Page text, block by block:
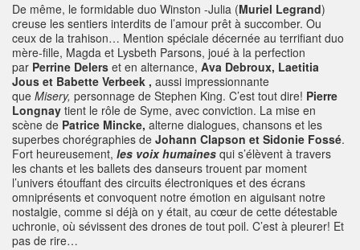
De même, le formidable duo Winston -Julia (Muriel Legrand)
creuse les sentiers interdits de l’amour prêt à succomber. Ou
ceux de la trahison… Mention spéciale décernée au terrifiant duo
mère-fille, Magda et Lysbeth Parsons, joué à la perfection
par Perrine Delers et en alternance, Ava Debroux, Laetitia
Jous et Babette Verbeek , aussi impressionnante
que Misery, personnage de Stephen King. C’est tout dire! Pierre
Longnay tient le rôle de Syme, avec conviction. La mise en
scène de Patrice Mincke, alterne dialogues, chansons et les
superbes chorégraphies de Johann Clapson et Sidonie Fossé.
Fort heureusement, les voix humaines qui s’élèvent à travers
les chants et les ballets des danseurs trouent par moment
l’univers étouffant des circuits électroniques et des écrans
omniprésents et convoquent notre émotion en aiguisant notre
nostalgie, comme si déjà on y était, au cœur de cette détestable
uchronie, où sévissent des drones de tout poil. C’est à pleurer! Et
pas de rire…